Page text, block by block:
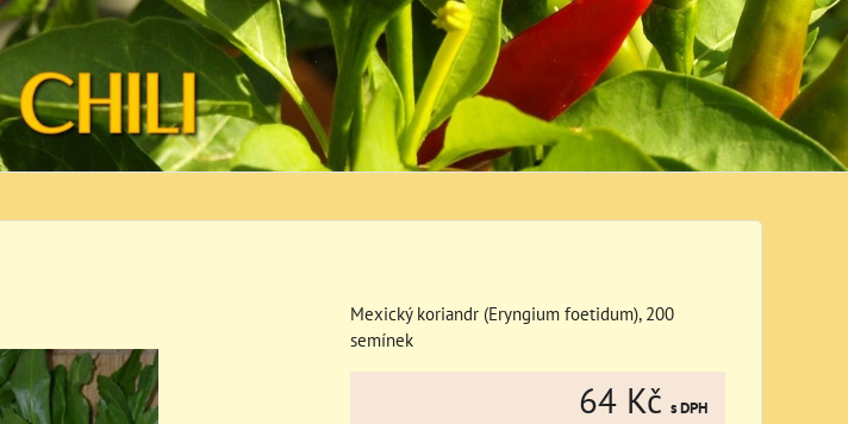
Mexický koriandr (Eryngium foetidum), 200
semínek
64 Kč s DPH